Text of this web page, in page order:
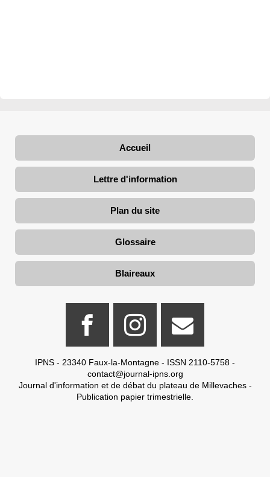
Accueil
Lettre d'information
Plan du site
Glossaire
Blaireaux
IPNS - 23340 Faux-la-Montagne - ISSN 2110-5758 -
contact@journal-ipns.org
Journal d'information et de débat du plateau de Millevaches -
Publication papier trimestrielle.